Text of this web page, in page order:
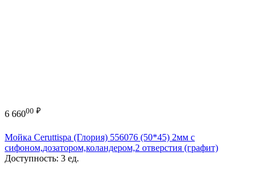
6 66000 ₽
Мойка Ceruttispa (Глория) 556076 (50*45) 2мм с
сифоном,дозатором,коландером,2 отверстия (графит)
Доступность: 3 ед.